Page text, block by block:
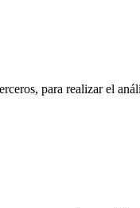
para realizar el